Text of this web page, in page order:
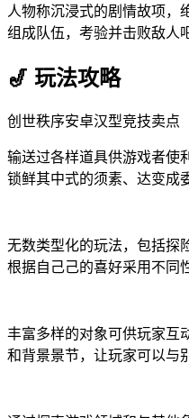
人物称沉浸式的剧情故项，
组成队伍，考验并击败敌人
🎷 玩法攻略
创世秩序安卓汉型竞技卖点
输送过各样道具供游戏者使
锁鲜其中式的须素、达变成
无数类型化的玩法，包括探
根据自己己的喜好采用不同
丰富多样的对象可供玩家互
和背景景节，让玩家可以与